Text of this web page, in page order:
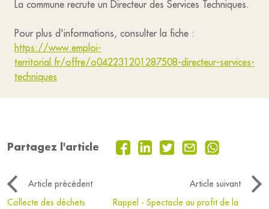
La commune recrute un Directeur des Services Techniques.
Pour plus d'informations, consulter la fiche :
https://www.emploi-
territorial.fr/offre/o042231201287508-directeur-services-
techniques
Partagez l'article
Article précédent
Article suivant
Collecte des déchets
Rappel - Spectacle au profit de la